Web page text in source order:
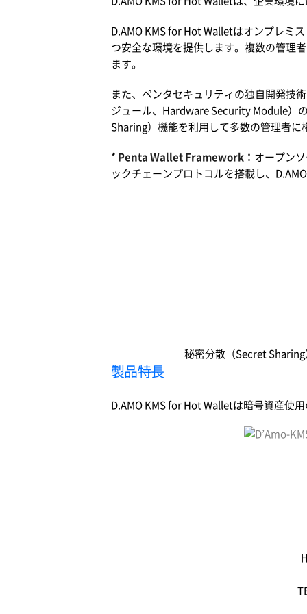
D.AMO KMS for Hot Walletはオンプレミ
つ安全な環境を提供します。 複数の管理
ます。
また、ペンタセキュリティの独自開発技
ジュール、Hardware Security Module）
Sharing）機能を利用して多数の管理者
* Penta Wallet Framework： オープン
ックチェーンプロトコルを搭載し、
秘密分散（Secret
製品特長
D.AMO KMS for Hot Walletは暗号資産使